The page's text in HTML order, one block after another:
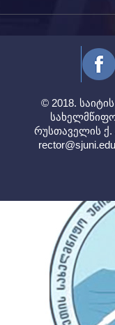
© 2018.
რუსთაველის ქ.